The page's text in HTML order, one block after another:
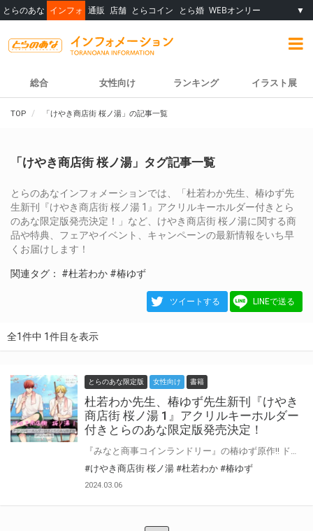
とらのあな インフォ 通販 店舗 とらコイン とら婚 WEBオンリー ▼
総合 女性向け ランキング イラスト展
TOP 「けやき商店街 桜ノ湯」の記事一覧
「けやき商店街 桜ノ湯」タグ記事一覧
とらのあなインフォメーションでは、「杜若わか先生、椿ゆず先
生新刊『けやき商店街 桜ノ湯 1』アクリルキーホルダー付きとら
のあな限定版発売決定！」など、けやき商店街 桜ノ湯に関する商
品や特典、フェアやイベント、キャンペーンの最新情報をいち早
くお届けします！
関連タグ： #杜若わか #椿ゆず
ツイートする LINEで送る
全1件中 1件目を表示
とらのあな限定版 女性向け 書籍
杜若わか先生、椿ゆず先生新刊『けやき
商店街 桜ノ湯 1』アクリルキーホルダー
付きとらのあな限定版発売決定！
#けやき商店街 桜ノ湯 #杜若わか #椿ゆず
2024.03.06